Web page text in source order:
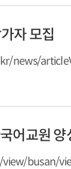
자 모집
news/
어교원 양
view/busan/